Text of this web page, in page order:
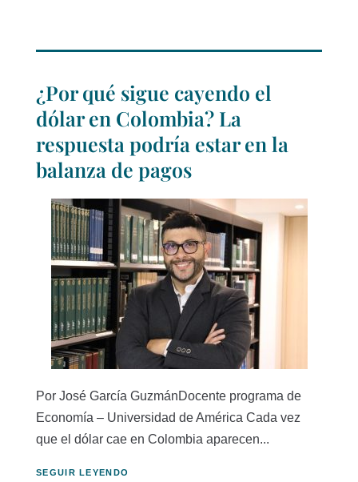
¿Por qué sigue cayendo el
dólar en Colombia? La
respuesta podría estar en la
balanza de pagos
Por José García GuzmánDocente programa de
Economía – Universidad de América Cada vez
que el dólar cae en Colombia aparecen...
SEGUIR LEYENDO